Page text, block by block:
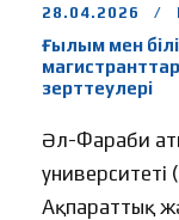
28.04.2026
Ғылым мен
зерттеулері
Әл-Фараби
Ақпараттық